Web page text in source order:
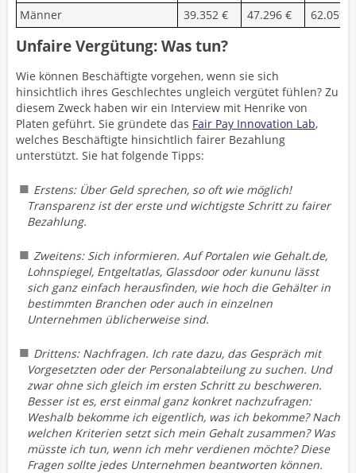
Männer
39.352 € 47.296 € 62.059 €
Unfaire Vergütung: Was tun?
Wie können Beschäftigte vorgehen, wenn sie sich
hinsichtlich ihres Geschlechtes ungleich vergütet fühlen? Zu
diesem Zweck haben wir ein Interview mit Henrike von
Platen geführt. Sie gründete das Fair Pay Innovation Lab,
welches Beschäftigte hinsichtlich fairer Bezahlung
unterstützt. Sie hat folgende Tipps:
Erstens: Über Geld sprechen, so oft wie möglich!
Transparenz ist der erste und wichtigste Schritt zu fairer
Bezahlung.
Zweitens: Sich informieren. Auf Portalen wie Gehalt.de,
Lohnspiegel, Entgeltatlas, Glassdoor oder kununu lässt
sich ganz einfach herausfinden, wie hoch die Gehälter in
bestimmten Branchen oder auch in einzelnen
Unternehmen üblicherweise sind.
Drittens: Nachfragen. Ich rate dazu, das Gespräch mit
Vorgesetzten oder der Personalabteilung zu suchen. Und
zwar ohne sich gleich im ersten Schritt zu beschweren.
Besser ist es, erst einmal ganz konkret nachzufragen:
Weshalb bekomme ich eigentlich, was ich bekomme? Nach
welchen Kriterien setzt sich mein Gehalt zusammen? Was
müsste ich tun, wenn ich mehr verdienen möchte? Diese
Fragen sollte jedes Unternehmen beantworten können.